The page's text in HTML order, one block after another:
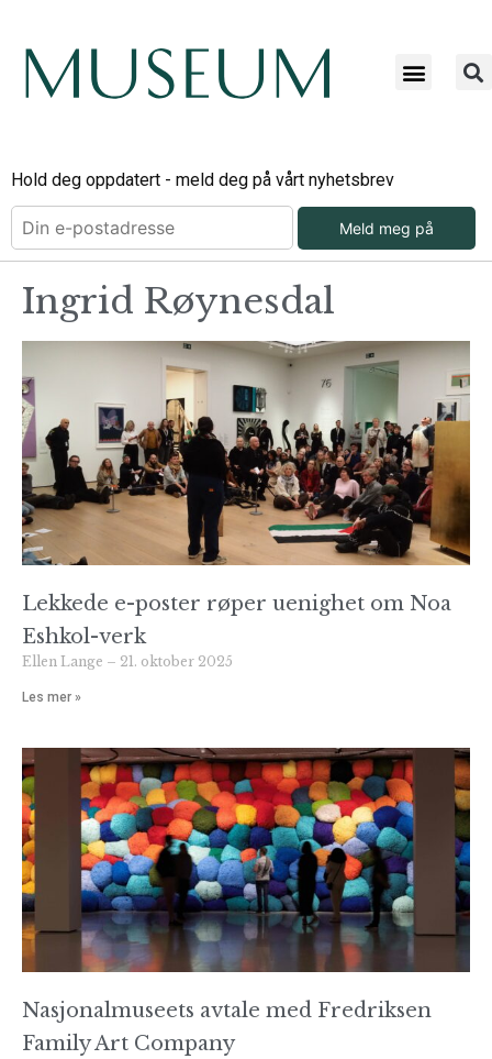
Hold deg oppdatert - meld deg på vårt nyhetsbrev
Meld meg på
Ingrid Røynesdal
Lekkede e-poster røper uenighet om Noa
Eshkol-verk
Ellen Lange 21. oktober 2025
Les mer »
Nasjonalmuseets avtale med Fredriksen
Family Art Company